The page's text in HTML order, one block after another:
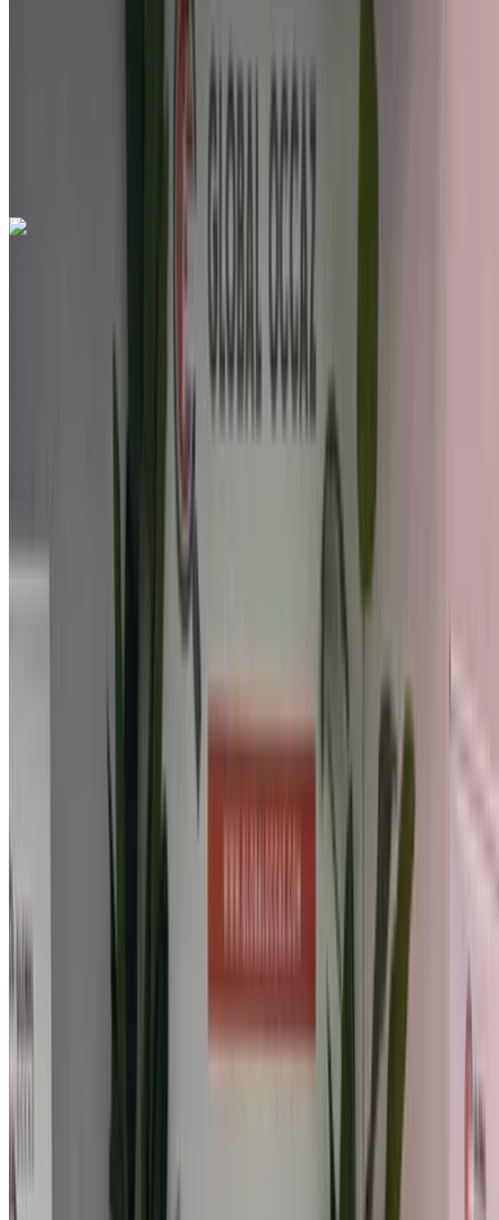
Auto Transmission
Blanc couleur
Sauvegarder des voitures. Suivez les prix. Réservez plus
Maroc, en fonction de votre localisation, de votre
Précisez vos préférences : spécifications du véhicule,
Présélectionnez les meilleures offres par fournisseur et